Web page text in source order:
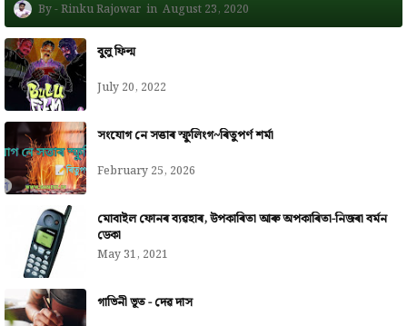
Rinku Rajowar August 23, 2020
বুলু ফিল্ম
July 20, 2022
সংযোগ নে সত্তাৰ স্ফুলিংগ~ৰিতুপৰ্ণ শৰ্মা
February 25, 2026
মোবাইল ফোনৰ ব্যৱহাৰ, উপকাৰিতা আৰু অপকাৰিতা-নিজৰা বৰ্মন
ডেকা
May 31, 2021
গাভিনী ভূত - দেৱ দাস